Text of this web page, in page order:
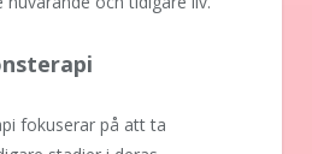
fokuserar på att ta